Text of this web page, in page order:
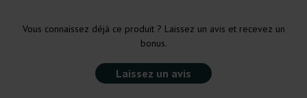
Vous connaissez déjà ce produit ? Laissez un avis et recevez un
bonus.
Laissez un avis